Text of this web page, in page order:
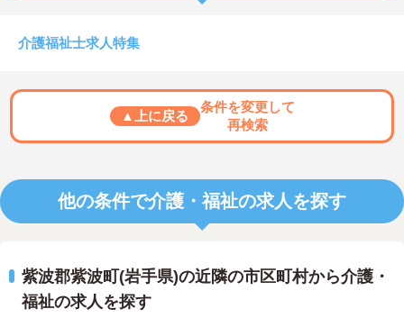
介護福祉士求人特集
▲上に戻る
条件を変更して
再検索
他の条件で介護・福祉の求人を探す
紫波郡紫波町(岩手県)の近隣の市区町村から介護・
福祉の求人を探す